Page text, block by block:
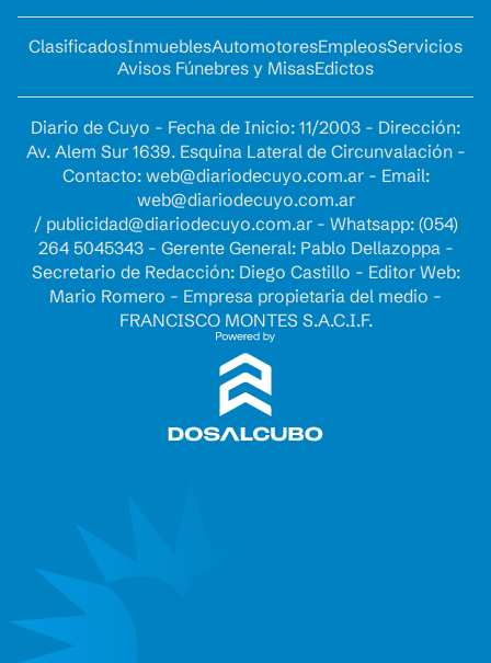
ClasificadosInmueblesAutomotoresEmpleosServicios
Avisos Fúnebres y MisasEdictos
Diario de Cuyo - Fecha de Inicio: 11/2003 - Dirección:
Av. Alem Sur 1639. Esquina Lateral de Circunvalación -
Contacto: web@diariodecuyo.com.ar- Email:
web@diariodecuyo.com.ar
/ publicidad@diariodecuyo.com.ar- Whatsapp: (054)
264 5045343 - Gerente General: Pablo Dellazoppa -
Secretario de Redacción: Diego Castillo - Editor Web:
Mario Romero - Empresa propietaria del medio -
FRANCISCO MONTES S.A.C.I.F.